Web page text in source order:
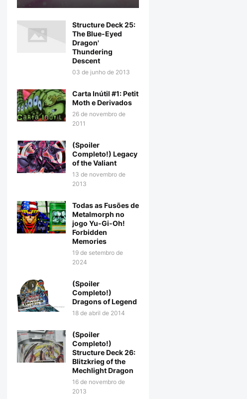
Structure Deck 25:
The Blue-Eyed
Dragon'
Thundering
Descent
03 de junho de 2013
Carta Inútil #1: Petit
Moth e Derivados
26 de novembro de
2011
(Spoiler
Completo!) Legacy
of the Valiant
13 de novembro de
2013
Todas as Fusões de
Metalmorph no
jogo Yu-Gi-Oh!
Forbidden
Memories
19 de setembro de
2024
(Spoiler
Completo!)
Dragons of Legend
18 de abril de 2014
(Spoiler
Completo!)
Structure Deck 26:
Blitzkrieg of the
Mechlight Dragon
16 de novembro de
2013